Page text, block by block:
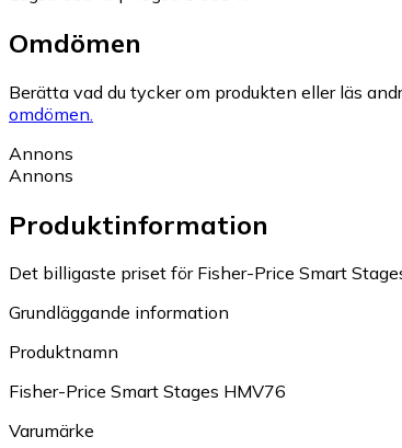
Omdömen
Berätta vad du tycker om produkten eller läs
omdömen.
Annons
Annons
Produktinformation
Det billigaste priset för Fisher-Price Smart
Grundläggande information
Produktnamn
Fisher-Price Smart Stages HMV76
Varumärke